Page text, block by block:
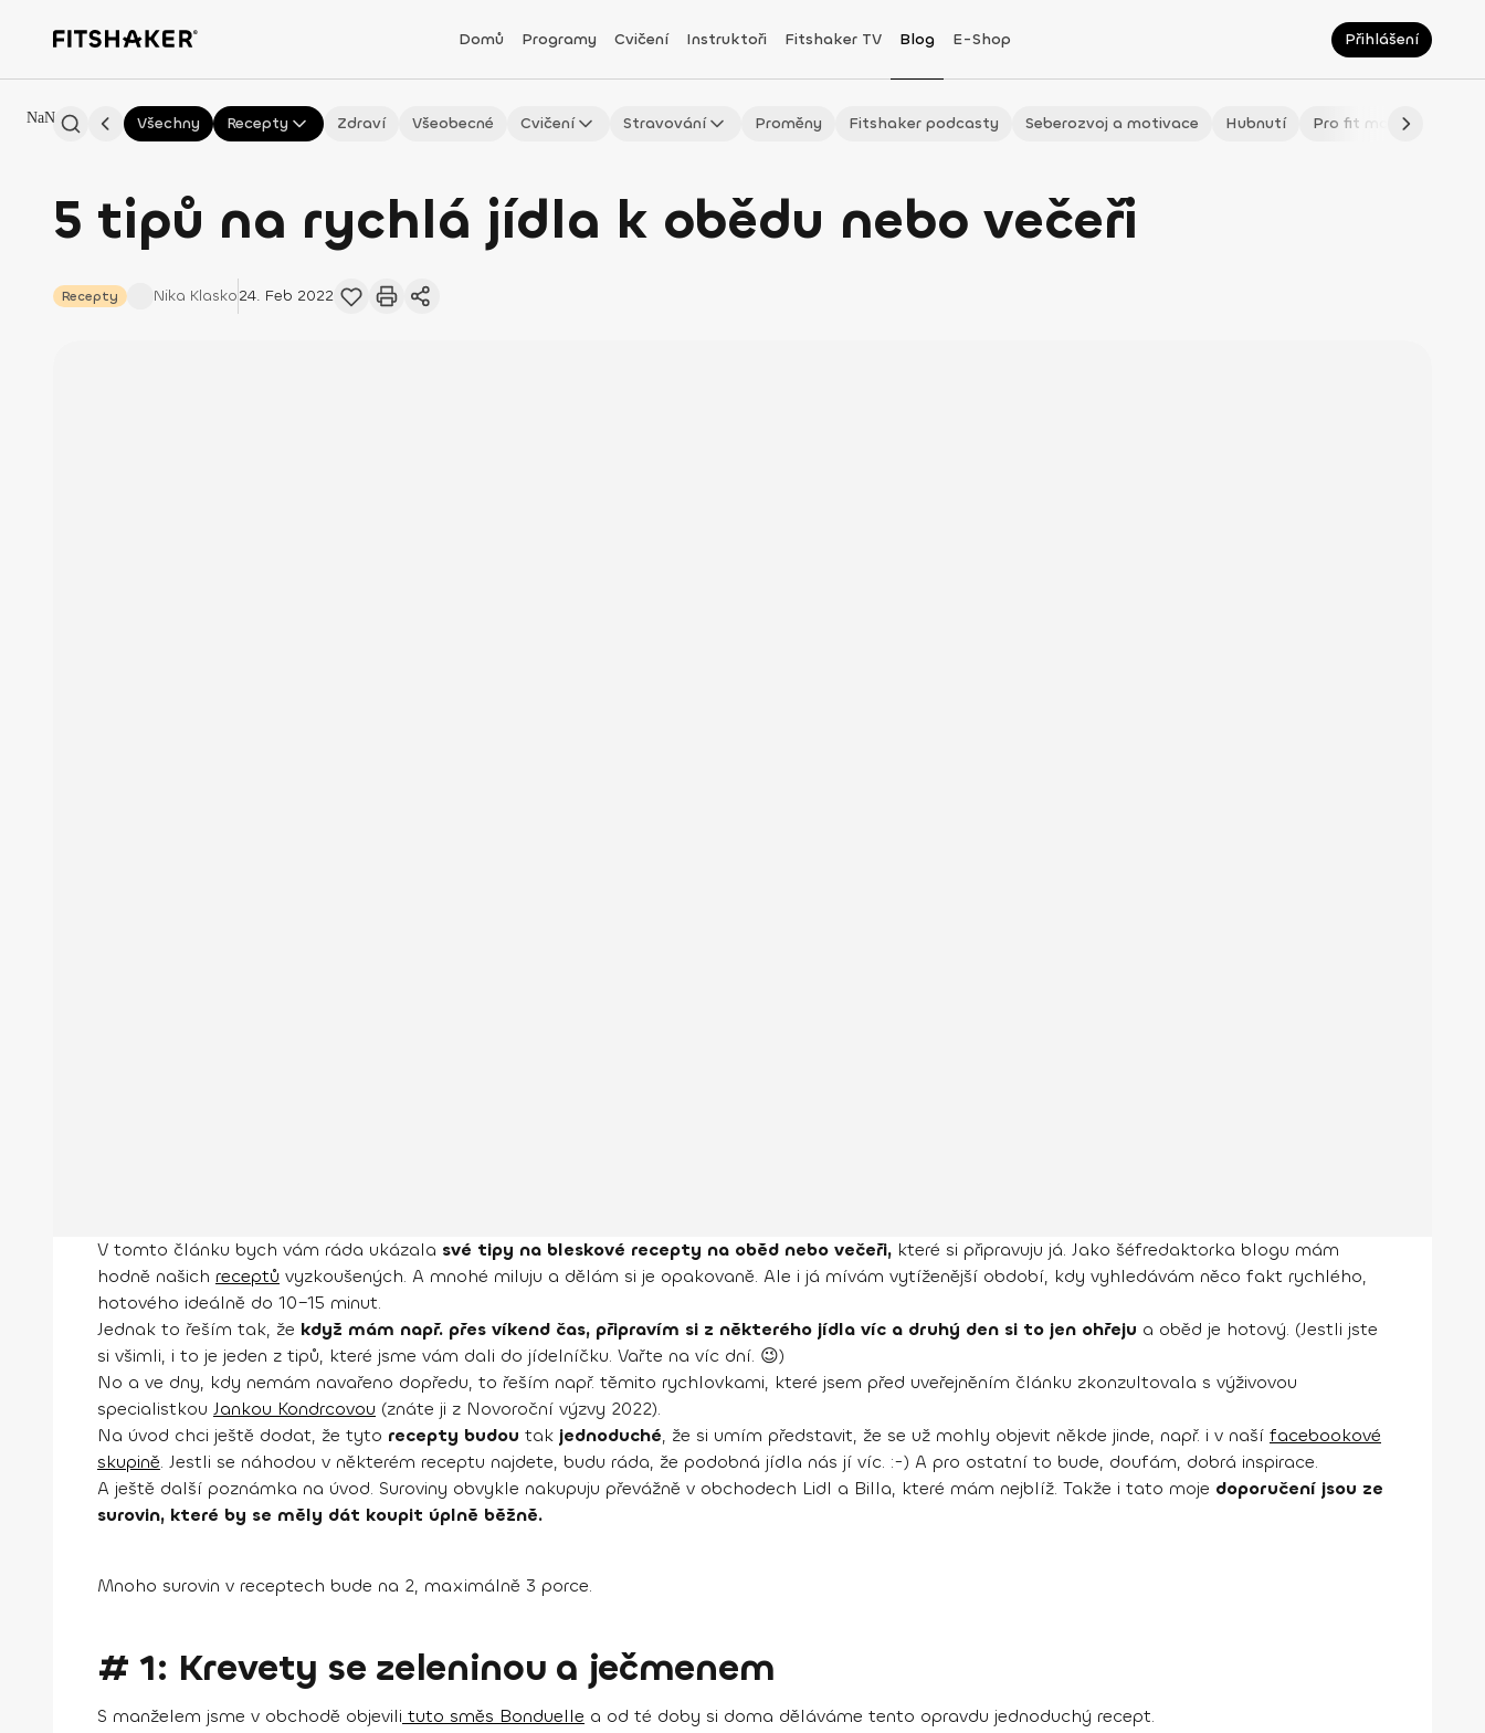
Domů Programy Cvičení Instruktoři Fitshaker TV Blog E-Shop Přihlášení
Všechny Recepty Zdraví Všeobecné Cvičení Stravování Proměny Fitshaker podcasty Seberozvoj a motivace Hubnutí Pro fit maminky
5 tipů na rychlá jídla k obědu nebo večeři
Recepty Nika Klasko24. Feb 2022
NaN
V tomto článku bych vám ráda ukázala své tipy na bleskové recepty na oběd nebo večeři, které si připravuju já. Jako šéfredaktorka blogu mám
hodně našich receptů vyzkoušených. A mnohé miluju a dělám si je opakovaně. Ale i já mívám vytíženější období, kdy vyhledávám něco fakt rychlého,
hotového ideálně do 10–15 minut.
Jednak to řeším tak, že když mám např. přes víkend čas, připravím si z některého jídla víc a druhý den si to jen ohřeju a oběd je hotový. (Jestli jste
si všimli, i to je jeden z tipů, které jsme vám dali do jídelníčku. Vařte na víc dní. 😉)
No a ve dny, kdy nemám navařeno dopředu, to řeším např. těmito rychlovkami, které jsem před uveřejněním článku zkonzultovala s výživovou
specialistkou Jankou Kondrcovou (znáte ji z Novoroční výzvy 2022).
Na úvod chci ještě dodat, že tyto recepty budou tak jednoduché, že si umím představit, že se už mohly objevit někde jinde, např. i v naší facebookové
skupině. Jestli se náhodou v některém receptu najdete, budu ráda, že podobná jídla nás jí víc. :-) A pro ostatní to bude, doufám, dobrá inspirace.
A ještě další poznámka na úvod. Suroviny obvykle nakupuju převážně v obchodech Lidl a Billa, které mám nejblíž. Takže i tato moje doporučení jsou ze
surovin, které by se měly dát koupit úplně běžně.
Mnoho surovin v receptech bude na 2, maximálně 3 porce.
# 1: Krevety se zeleninou a ječmenem
S manželem jsme v obchodě objevili tuto směs Bonduelle a od té doby si doma děláváme tento opravdu jednoduchý recept.